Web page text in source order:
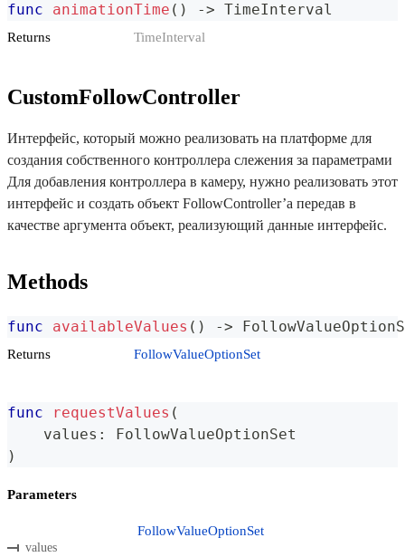
func animationTime ( ) -> TimeInterval
Returns TimeInterval
CustomFollowController
Интерфейс, который можно реализовать на платформе для
создания собственного контроллера слежения за параметрами
Для добавления контроллера в камеру, нужно реализовать этот
интерфейс и создать объект FollowController’а передав в
качестве аргумента объект, реализующий данные интерфейс.
Methods
func availableValues ( ) ->
Returns FollowValueOptionSet
func requestValues (
    values
:
FollowValueOptionSet
)
Parameters
values
FollowValueOptionSet